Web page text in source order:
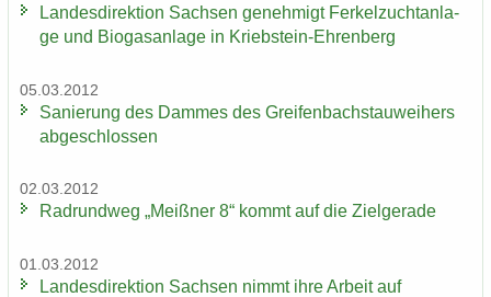
Lan­des­di­rek­ti­on Sach­sen ge­neh­migt Fer­kel­zucht­an­la­
ge und Bio­gas­an­la­ge in Kriebstein-​Ehrenberg
05.03.2012
Sa­nie­rung des Dam­mes des Grei­fen­bach­stau­wei­hers
ab­ge­schlos­sen
02.03.2012
Rad­rund­weg „Meiß­ner 8“ kommt auf die Ziel­ge­ra­de
01.03.2012
Lan­des­di­rek­ti­on Sach­sen nimmt ihre Ar­beit auf